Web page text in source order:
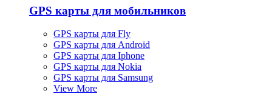
GPS карты для мобильников
GPS карты для Fly
GPS карты для Android
GPS карты для Iphone
GPS карты для Nokia
GPS карты для Samsung
View More